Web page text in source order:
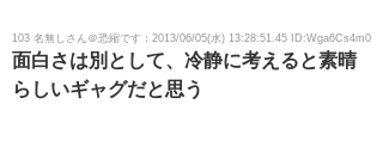
103 名無しさん＠恐縮です：2013/06/05(水) 13:28:51.45 ID:Wga6Cs4m0
面白さは別として、冷静に考えると素晴
らしいギャグだと思う